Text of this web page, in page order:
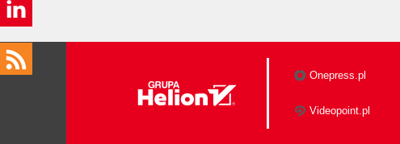
Onepress.pl
Videopoint.pl